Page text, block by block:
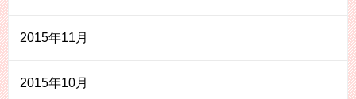
2015年11月
2015年10月